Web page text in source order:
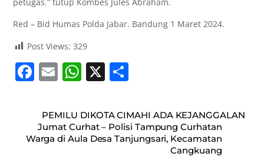
Red – Bid Humas Polda Jabar. Bandung 1 Maret 2024.
Post Views: 329
F
c
e
b
E
ai
l
W
at
s
A
X
ar
e
PEMILU DIKOTA CIMAHI ADA KEJANGGALAN
Jumat Curhat – Polisi Tampung Curhatan
Warga di Aula Desa Tanjungsari, Kecamatan
Cangkuang